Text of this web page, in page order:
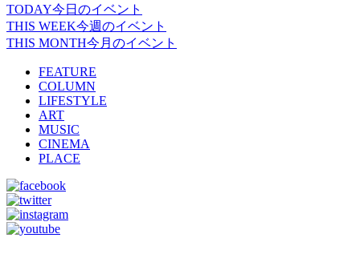
TODAY今日のイベント
THIS WEEK今週のイベント
THIS MONTH今月のイベント
FEATURE
COLUMN
LIFESTYLE
ART
MUSIC
CINEMA
PLACE